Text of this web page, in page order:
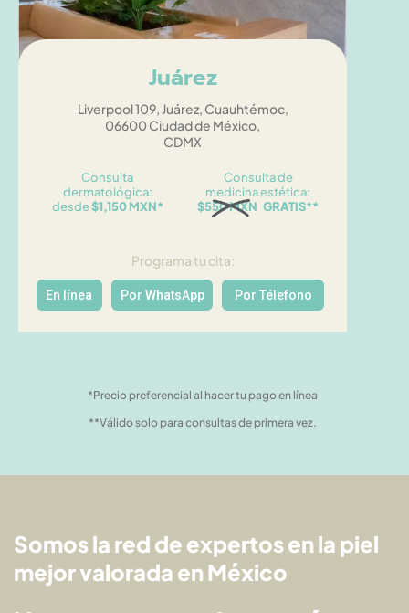
Juárez
Liverpool 109, Juárez, Cuauhtémoc,
06600 Ciudad de México,
CDMX
Consulta
dermatológica:
desde$1,150 MXN*
Consulta de
medicina estética:
$550 MXN GRATIS**
Programa tu cita:
En línea Por WhatsApp Por Télefono
*Precio preferencial al hacer tu pago en línea
**Válido solo para consultas de primera vez.
Somos la red de expertos en la piel
mejor valorada en México